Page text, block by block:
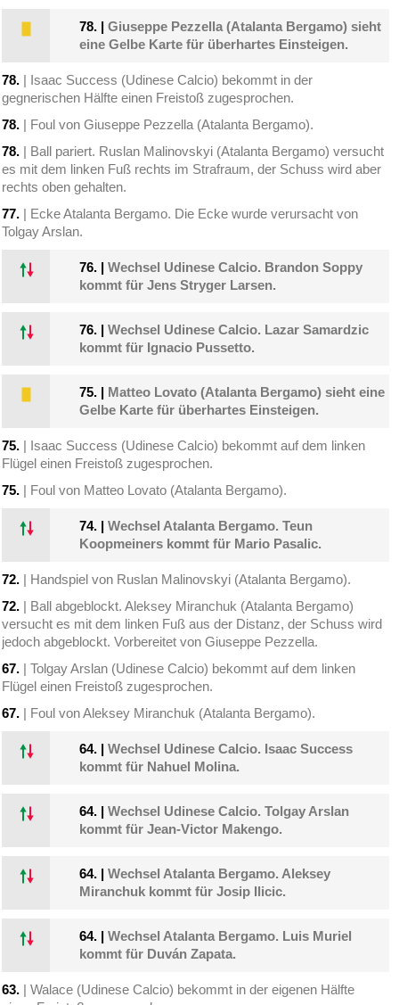
78. |Giuseppe Pezzella (Atalanta Bergamo) sieht
eine Gelbe Karte für überhartes Einsteigen.
78. | Isaac Success (Udinese Calcio) bekommt in der
gegnerischen Hälfte einen Freistoß zugesprochen.
78. | Foul von Giuseppe Pezzella (Atalanta Bergamo).
78. | Ball pariert. Ruslan Malinovskyi (Atalanta Bergamo) versucht
es mit dem linken Fuß rechts im Strafraum, der Schuss wird aber
rechts oben gehalten.
77. | Ecke Atalanta Bergamo. Die Ecke wurde verursacht von
Tolgay Arslan.
76. |Wechsel Udinese Calcio. Brandon Soppy
kommt für Jens Stryger Larsen.
76. |Wechsel Udinese Calcio. Lazar Samardzic
kommt für Ignacio Pussetto.
75. | Matteo Lovato (Atalanta Bergamo) sieht eine
Gelbe Karte für überhartes Einsteigen.
75. | Isaac Success (Udinese Calcio) bekommt auf dem linken
Flügel einen Freistoß zugesprochen.
75. | Foul von Matteo Lovato (Atalanta Bergamo).
74. |Wechsel Atalanta Bergamo. Teun
Koopmeiners kommt für Mario Pasalic.
72. | Handspiel von Ruslan Malinovskyi (Atalanta Bergamo).
72. | Ball abgeblockt. Aleksey Miranchuk (Atalanta Bergamo)
versucht es mit dem linken Fuß aus der Distanz, der Schuss wird
jedoch abgeblockt. Vorbereitet von Giuseppe Pezzella.
67. | Tolgay Arslan (Udinese Calcio) bekommt auf dem linken
Flügel einen Freistoß zugesprochen.
67. | Foul von Aleksey Miranchuk (Atalanta Bergamo).
64. |Wechsel Udinese Calcio. Isaac Success
kommt für Nahuel Molina.
64. |Wechsel Udinese Calcio. Tolgay Arslan
kommt für Jean-Victor Makengo.
64. |Wechsel Atalanta Bergamo. Aleksey
Miranchuk kommt für Josip Ilicic.
64. |Wechsel Atalanta Bergamo. Luis Muriel
kommt für Duván Zapata.
63. | Walace (Udinese Calcio) bekommt in der eigenen Hälfte